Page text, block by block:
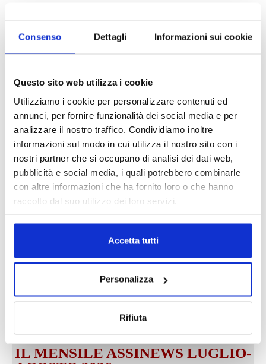
Consenso Dettagli Informazioni sui cookie
Questo sito web utilizza i cookie
Utilizziamo i cookie per personalizzare contenuti ed
annunci, per fornire funzionalità dei social media e per
analizzare il nostro traffico. Condividiamo inoltre
informazioni sul modo in cui utilizza il nostro sito con i
nostri partner che si occupano di analisi dei dati web,
pubblicità e social media, i quali potrebbero combinarle
con altre informazioni che ha fornito loro o che hanno
raccolto dal suo utilizzo dei loro servizi.
Accetta tutti
Personalizza
Rifiuta
debitoria dei contribuenti. “Un meccanismo”, spiega
Martinciglio, “che permetterebbe di smaltire parte di quel
volte denunciato dall’Agenzia delle entrate. Il peso
capo ai contribuenti richiedono un intervento deciso e
immediato da parte del Governo. Noi continueremo a tutelare
Fonte:
IL MENSILE ASSINEWS LUGLIO-